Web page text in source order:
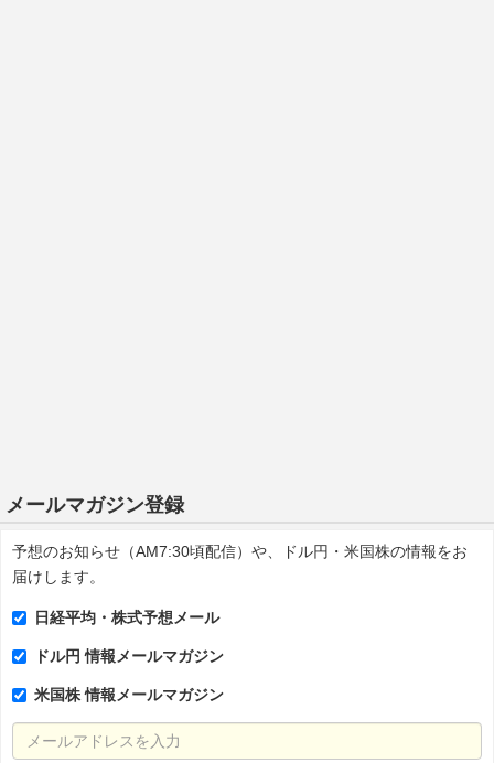
メールマガジン登録
予想のお知らせ（AM7:30頃配信）や、ドル円・米国株の情報をお
届けします。
日経平均・株式予想メール
ドル円 情報メールマガジン
米国株 情報メールマガジン
メールアドレスを入力